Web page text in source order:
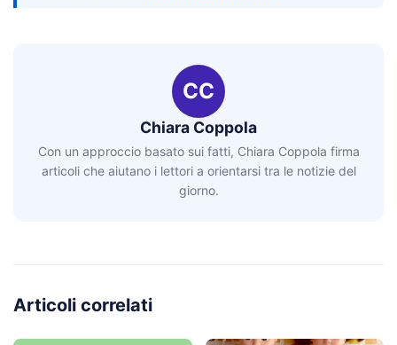
CC
Chiara Coppola
Con un approccio basato sui fatti, Chiara Coppola firma
articoli che aiutano i lettori a orientarsi tra le notizie del
giorno.
Articoli correlati